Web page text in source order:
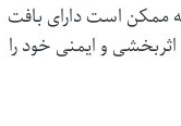
ممکن است دارای بافت
و ایمنی خود را